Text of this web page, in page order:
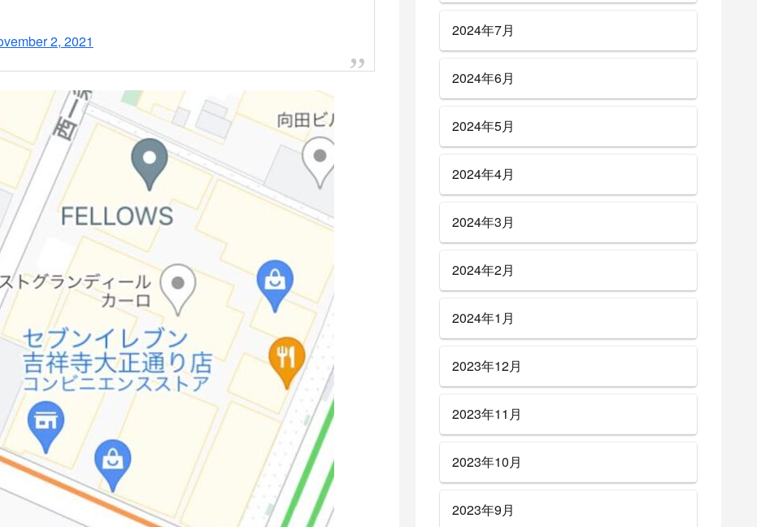
2, 2021
2024年7月
2024年6月
2024年5月
2024年4月
2024年3月
2024年2月
2024年1月
2023年12月
2023年11月
2023年10月
2023年9月